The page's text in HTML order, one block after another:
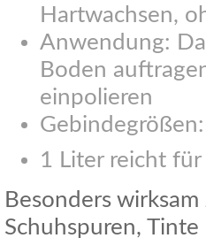
Hartwachsen,
Anwendung:
Boden
einpolieren
1 Liter reicht
Besonders
Schuhspuren,